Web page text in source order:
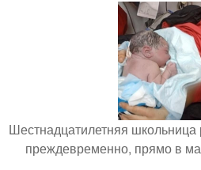
Шестнадцатилетняя школьница
преждевременно, прямо в